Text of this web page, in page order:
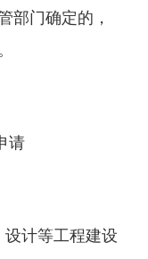
部门确定的，
请
计等工程建设